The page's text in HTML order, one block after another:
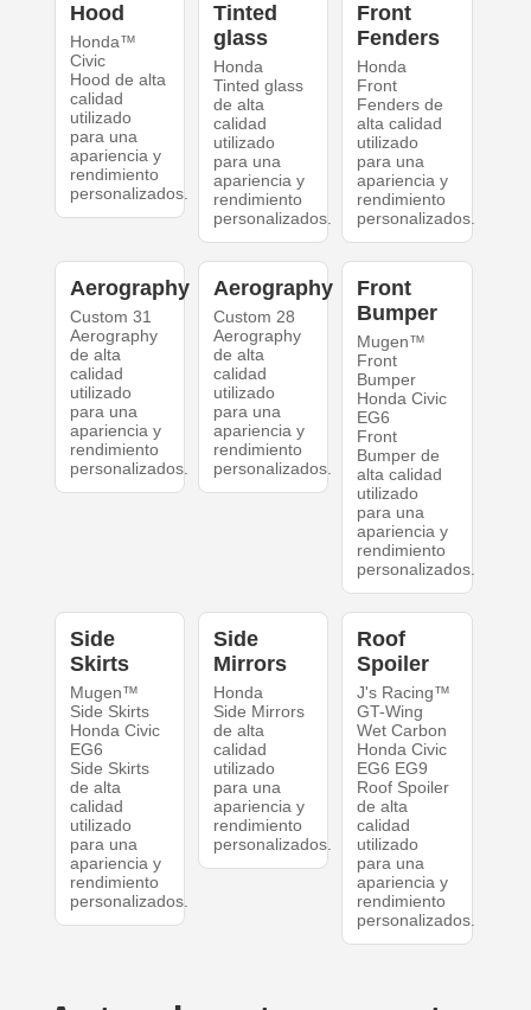
Hood
Honda™
Civic
Hood de alta
calidad
utilizado
para una
apariencia y
rendimiento
personalizados.
Tinted
glass
Honda
Tinted glass
de alta
calidad
utilizado
para una
apariencia y
rendimiento
personalizados.
Front
Fenders
Honda
Front
Fenders de
alta calidad
utilizado
para una
apariencia y
rendimiento
personalizados.
Aerography
Custom 31
Aerography
de alta
calidad
utilizado
para una
apariencia y
rendimiento
personalizados.
Aerography
Custom 28
Aerography
de alta
calidad
utilizado
para una
apariencia y
rendimiento
personalizados.
Front
Bumper
Mugen™
Front
Bumper
Honda Civic
EG6
Front
Bumper de
alta calidad
utilizado
para una
apariencia y
rendimiento
personalizados.
Side
Skirts
Mugen™
Side Skirts
Honda Civic
EG6
Side Skirts
de alta
calidad
utilizado
para una
apariencia y
rendimiento
personalizados.
Side
Mirrors
Honda
Side Mirrors
de alta
calidad
utilizado
para una
apariencia y
rendimiento
personalizados.
Roof
Spoiler
J's Racing™
GT-Wing
Wet Carbon
Honda Civic
EG6 EG9
Roof Spoiler
de alta
calidad
utilizado
para una
apariencia y
rendimiento
personalizados.